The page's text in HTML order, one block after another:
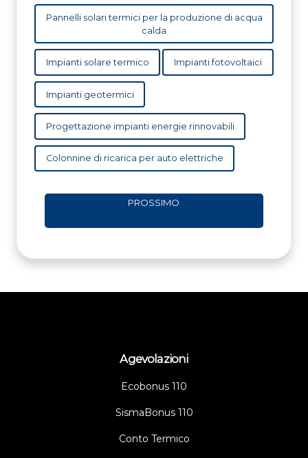
Pannelli solari termici per la produzione di acqua
calda
Impianti solare termico Impianti fotovoltaici
Impianti geotermici
Progettazione impianti energie rinnovabili
Colonnine di ricarica per auto elettriche
PROSSIMO
Agevolazioni
Ecobonus 110
SismaBonus 110
Conto Termico